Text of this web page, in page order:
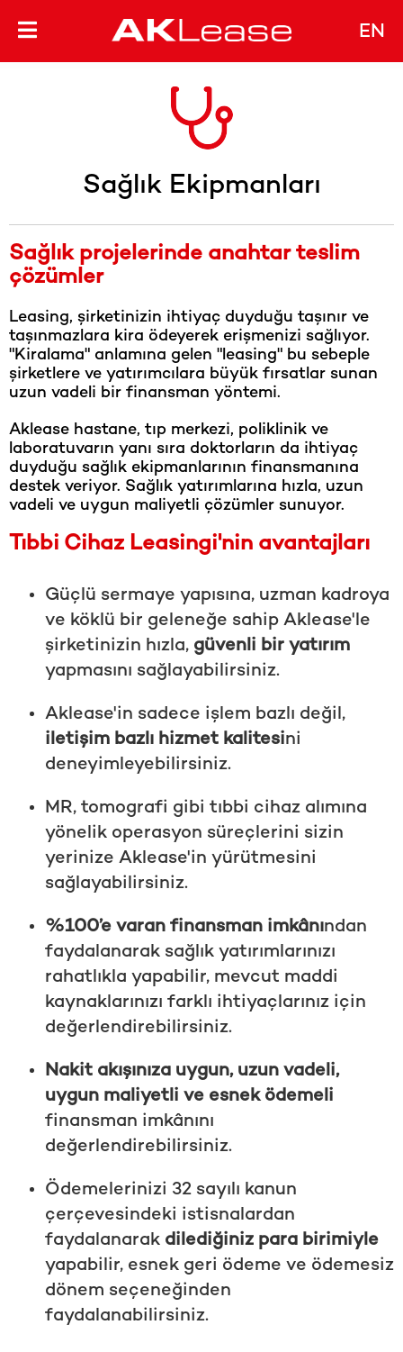
EN
Anasayfa Ürünlerimiz
Sağlık Ekipmanları
Sağlık projelerinde anahtar teslim
çözümler
Leasing, şirketinizin ihtiyaç duyduğu taşınır ve
taşınmazlara kira ödeyerek erişmenizi sağlıyor.
"Kiralama" anlamına gelen "leasing" bu sebeple
şirketlere ve yatırımcılara büyük fırsatlar sunan
uzun vadeli bir finansman yöntemi.
Aklease hastane, tıp merkezi, poliklinik ve
laboratuvarın yanı sıra doktorların da ihtiyaç
duyduğu sağlık ekipmanlarının finansmanına
destek veriyor. Sağlık yatırımlarına hızla, uzun
vadeli ve uygun maliyetli çözümler sunuyor.
Tıbbi Cihaz Leasingi'nin avantajları
Güçlü sermaye yapısına, uzman kadroya
ve köklü bir geleneğe sahip Aklease'le
şirketinizin hızla, güvenli bir yatırım
yapmasını sağlayabilirsiniz.
Aklease'in sadece işlem bazlı değil,
iletişim bazlı hizmet kalitesini
deneyimleyebilirsiniz.
MR, tomografi gibi tıbbi cihaz alımına
yönelik operasyon süreçlerini sizin
yerinize Aklease'in yürütmesini
sağlayabilirsiniz.
%100’e varan finansman imkânından
faydalanarak sağlık yatırımlarınızı
rahatlıkla yapabilir, mevcut maddi
kaynaklarınızı farklı ihtiyaçlarınız için
değerlendirebilirsiniz.
Nakit akışınıza uygun, uzun vadeli,
uygun maliyetli ve esnek ödemeli
finansman imkânını
değerlendirebilirsiniz.
Ödemelerinizi 32 sayılı kanun
çerçevesindeki istisnalardan
faydalanarak dilediğiniz para birimiyle
yapabilir, esnek geri ödeme ve ödemesiz
dönem seçeneğinden
faydalanabilirsiniz.